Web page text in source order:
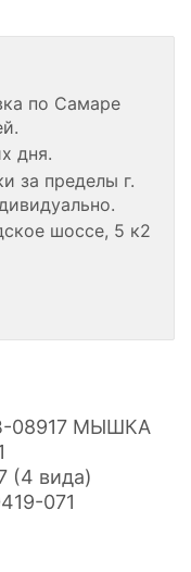
по Самаре
дня.
за пределы г.
шоссе, 5 к2
(4 вида)
071